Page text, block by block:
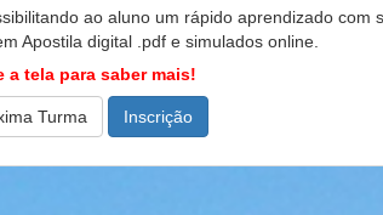
ao aluno um rápido aprendizado com
Apostila digital .pdf e simulados online.
a tela para saber mais!
Turma Inscrição